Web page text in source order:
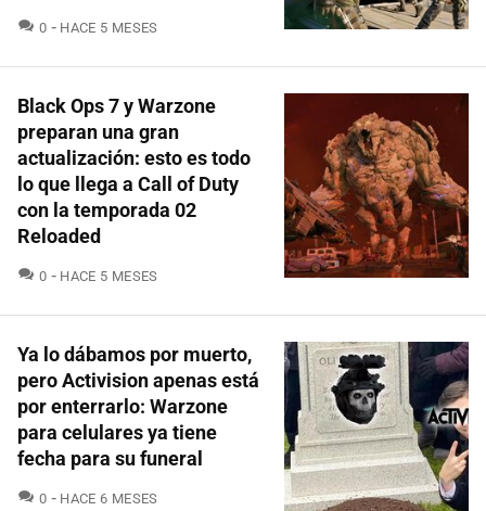
0 COMENTARIOS
HACE 5 MESES
Black Ops 7 y Warzone
preparan una gran
actualización: esto es todo
lo que llega a Call of Duty
con la temporada 02
Reloaded
0 COMENTARIOS
HACE 5 MESES
Ya lo dábamos por muerto,
pero Activision apenas está
por enterrarlo: Warzone
para celulares ya tiene
fecha para su funeral
0 COMENTARIOS
HACE 6 MESES